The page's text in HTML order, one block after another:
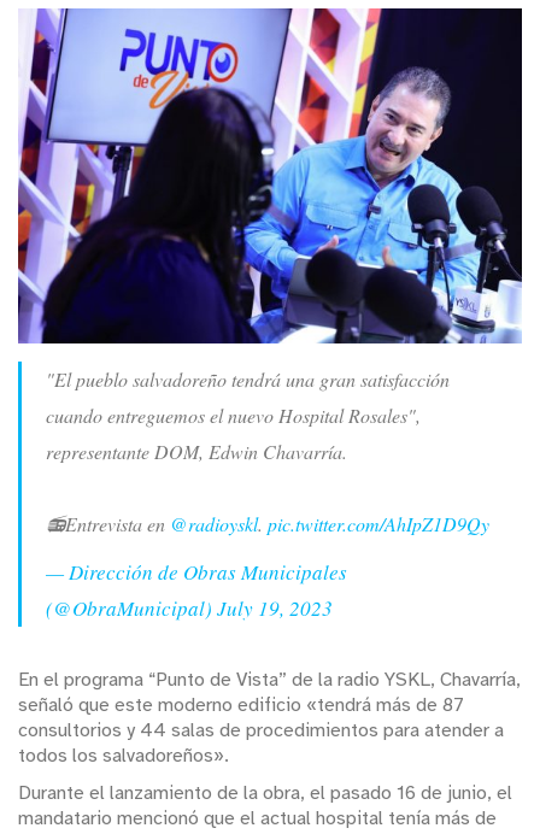
"El pueblo salvadoreño tendrá una gran satisfacción
cuando entreguemos el nuevo Hospital Rosales",
representante DOM, Edwin Chavarría.
📻Entrevista en @radioyskl. pic.twitter.com/AhIpZ1D9Qy
— Dirección de Obras Municipales
(@ObraMunicipal) July 19, 2023
En el programa “Punto de Vista” de la radio YSKL, Chavarría,
señaló que este moderno edificio «tendrá más de 87
consultorios y 44 salas de procedimientos para atender a
todos los salvadoreños».
Durante el lanzamiento de la obra, el pasado 16 de junio, el
mandatario mencionó que el actual hospital tenía más de